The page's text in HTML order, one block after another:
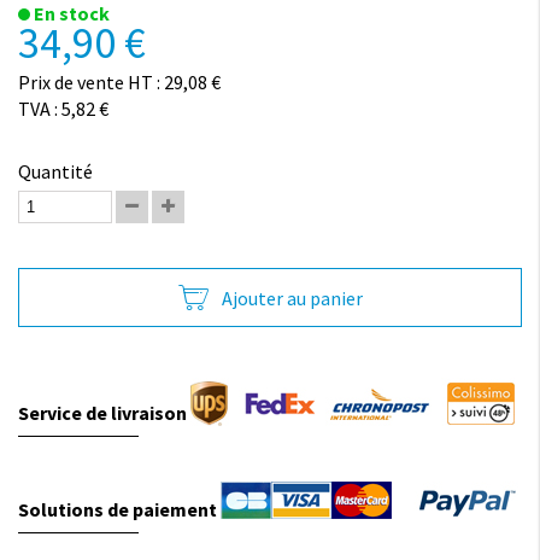
En stock
34,90 €
Prix de vente HT : 29,08 €
TVA : 5,82 €
Quantité
Ajouter au panier
Service de livraison
Solutions de paiement